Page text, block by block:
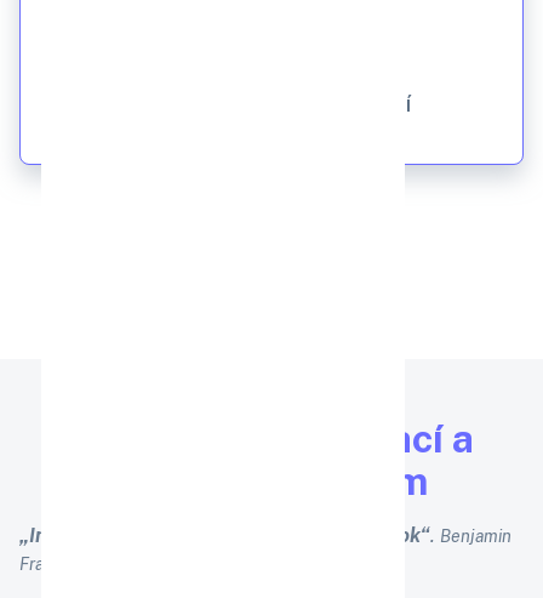
Online seminář, živé vysílání
Evropské vzdělávací a
kulturní centrum
„Investice do vzdělávání nesou nejvyšší úrok“. Benjamin
Franklin